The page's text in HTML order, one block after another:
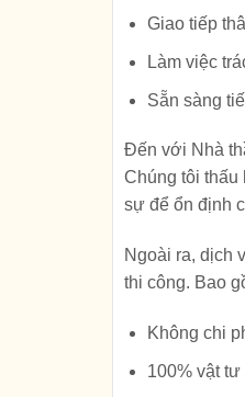
Giao tiếp
Làm việc
Sẵn sàng
Đến với Nhà
Chúng tôi
sự để ổn định
Ngoài ra, dịch
thi công. Bao
Không chi
100% vật